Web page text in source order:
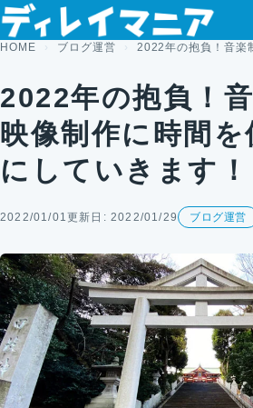
コンテンツへスキップ
HOME ブログ運営 2022年の抱負！音楽
2022年の抱負！
映像制作に時間を
にしていきます！
2022/01/01更新日: 2022/01/29 ブログ運営